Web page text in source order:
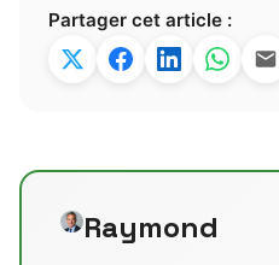
Partager cet article :
Raymond